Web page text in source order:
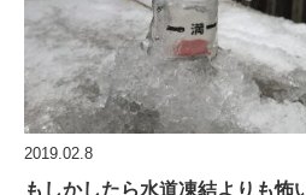
2019.02.8
もしかしたら水道凍結よりも怖